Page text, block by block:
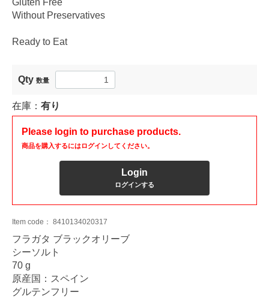
Gluten Free
Without Preservatives
Ready to Eat
Qty 数量
在庫： 有り
Please login to purchase products.
商品を購入するにはログインしてください。
Login
ログインする
Item code： 8410134020317
フラガタ ブラックオリーブ
シーソルト
70 g
原産国：スペイン
グルテンフリー